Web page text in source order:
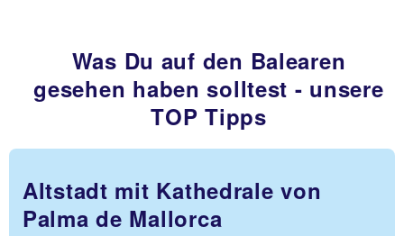
Was Du auf den Balearen
gesehen haben solltest - unsere
TOP Tipps
Altstadt mit Kathedrale von
Palma de Mallorca